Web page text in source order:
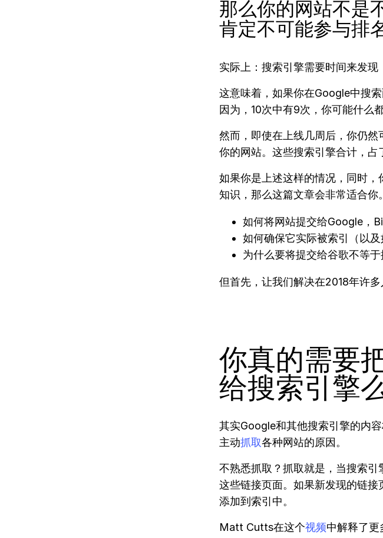
那么你的网站不是
肯定不可能参与排
实际上：搜索引擎需要时间来发现
这意味着，如果你在Google中搜
因为，10次中有9次，你可能什么
然而，即使在上线几周后，你仍
你的网站。这些搜索引擎合计，占
如果你是上述这样的情况，同时
知识，那么这篇文章会非常适合你
如何将网站提交给Google，
如何确保它实际被索引（以
为什么要将提交给谷歌不等
但首先，让我们解决在2018年许
你真的需要
给搜索引擎
其实Google和其他搜索引擎的内
主动抓取各种网站的原因。
不熟悉抓取？抓取就是，当搜索引
这些链接页面。如果新发现的链
添加到索引中。
Matt Cutts在这个视频中解释了更